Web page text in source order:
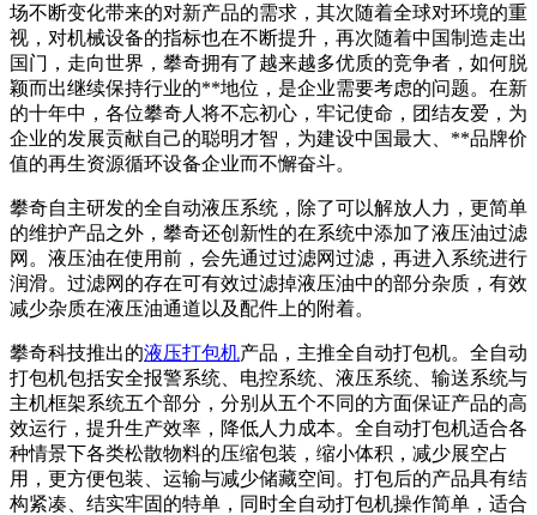
场不断变化带来的对新产品的需求，其次随着全球对环境的重
视，对机械设备的指标也在不断提升，再次随着中国制造走出
国门，走向世界，攀奇拥有了越来越多优质的竞争者，如何脱
颖而出继续保持行业的**地位，是企业需要考虑的问题。在新
的十年中，各位攀奇人将不忘初心，牢记使命，团结友爱，为
企业的发展贡献自己的聪明才智，为建设中国最大、**品牌价
值的再生资源循环设备企业而不懈奋斗。
攀奇自主研发的全自动液压系统，除了可以解放人力，更简单
的维护产品之外，攀奇还创新性的在系统中添加了液压油过滤
网。液压油在使用前，会先通过过滤网过滤，再进入系统进行
润滑。过滤网的存在可有效过滤掉液压油中的部分杂质，有效
减少杂质在液压油通道以及配件上的附着。
攀奇科技推出的液压打包机产品，主推全自动打包机。全自动
打包机包括安全报警系统、电控系统、液压系统、输送系统与
主机框架系统五个部分，分别从五个不同的方面保证产品的高
效运行，提升生产效率，降低人力成本。全自动打包机适合各
种情景下各类松散物料的压缩包装，缩小体积，减少展空占
用，更方便包装、运输与减少储藏空间。打包后的产品具有结
构紧凑、结实牢固的特单，同时全自动打包机操作简单，适合